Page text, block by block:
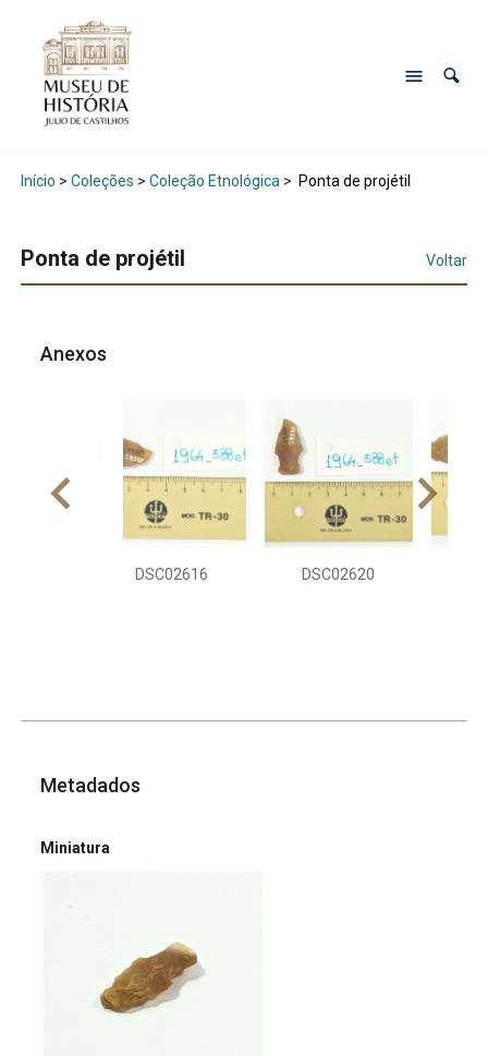
Início > Coleções > Coleção Etnológica > Ponta de projétil
Ponta de projétil Voltar
Anexos
DSC02616 DSC02620
Metadados
Miniatura